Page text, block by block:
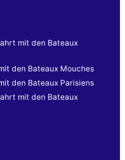
mit den Bateaux
den Bateaux Mouches
den Bateaux Parisiens
mit den Bateaux